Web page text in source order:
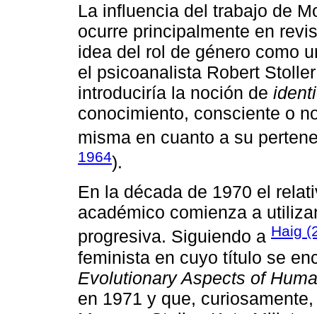
La influencia del trabajo de
ocurre principalmente en
idea del rol de género como
el psicoanalista Robert
introduciría la noción de
conocimiento, consciente o
misma en cuanto a su
1964).
En la década de 1970 el
académico comienza a
progresiva. Siguiendo a Haig
feminista en cuyo título se
Evolutionary Aspects of
en 1971 y que,